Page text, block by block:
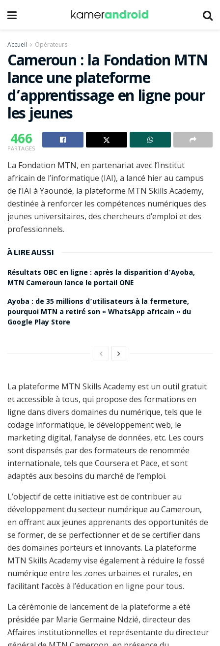
Accueil Opérateurs
Cameroun : la Fondation MTN
lance une plateforme
d’apprentissage en ligne pour
les jeunes
466
PARTAGES
La Fondation MTN, en partenariat avec l’Institut
africain de l’informatique (IAI), a lancé hier au campus
de l’IAI à Yaoundé, la plateforme MTN Skills Academy,
destinée à renforcer les compétences numériques des
jeunes universitaires, des chercheurs d’emploi et des
professionnels.
À LIRE AUSSI
Résultats OBC en ligne : après la disparition d’Ayoba,
MTN Cameroun lance le portail ONE
Ayoba : de 35 millions d’utilisateurs à la fermeture,
pourquoi MTN a retiré son « WhatsApp africain » du
Google Play Store
La plateforme MTN Skills Academy est un outil gratuit
et accessible à tous, qui propose des formations en
ligne dans divers domaines du numérique, tels que le
codage informatique, le développement web, le
marketing digital, l’analyse de données, etc. Les cours
sont dispensés par des formateurs de renommée
internationale, tels que Coursera et Pace, et sont
adaptés aux besoins du marché de l’emploi.
L’objectif de cette initiative est de contribuer au
développement du secteur numérique au Cameroun,
en offrant aux jeunes apprenants des opportunités de
se former, de se perfectionner et de se certifier dans
des domaines porteurs et innovants. La plateforme
MTN Skills Academy vise également à réduire le fossé
numérique entre les zones urbaines et rurales, en
facilitant l’accès à l’éducation en ligne pour tous.
La cérémonie de lancement de la plateforme a été
présidée par Marie Germaine Ndzié, directeur des
Affaires institutionnelles et représentante du directeur